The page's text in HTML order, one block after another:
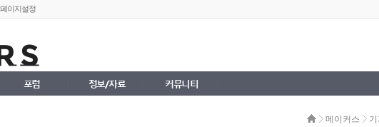
이지설정
포럼 정보/자료 커뮤니티
메이커스